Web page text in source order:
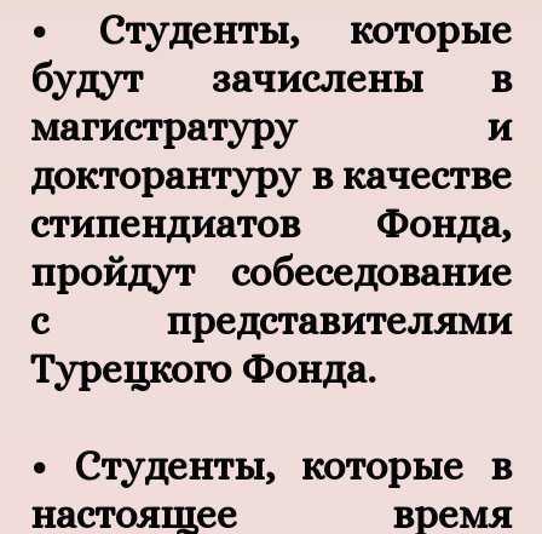
• Студенты, которые
будут зачислены в
магистратуру и
докторантуру в качестве
стипендиатов Фонда,
пройдут собеседование
с представителями
Турецкого Фонда.
• Студенты, которые в
настоящее время